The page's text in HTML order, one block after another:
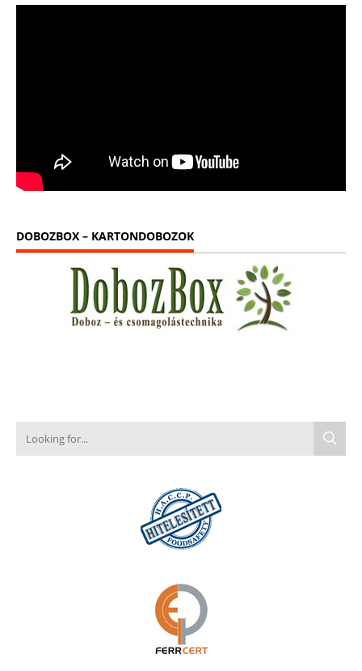
DOBOZBOX – KARTONDOBOZOK